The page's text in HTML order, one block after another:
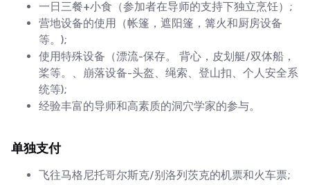
一日三餐+小食（参加者在导师的支持下独立烹饪）;
营地设备的使用（帐篷，遮阳篷，篝火和厨房设备
等。);
使用特殊设备（漂流-保存。 背心，皮划艇/双体船，
桨等。、崩落设备-头盔、绳索、登山扣、个人安全系
统等);
经验丰富的导师和高素质的洞穴学家的参与。
单独支付
飞往马格尼托哥尔斯克/别洛列茨克的机票和火车票;